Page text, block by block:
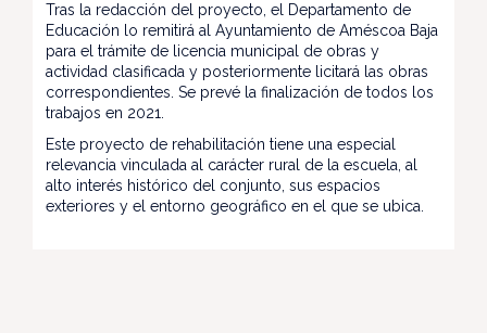
Tras la redacción del proyecto, el Departamento de
Educación lo remitirá al Ayuntamiento de Améscoa Baja
para el trámite de licencia municipal de obras y
actividad clasificada y posteriormente licitará las obras
correspondientes. Se prevé la finalización de todos los
trabajos en 2021.
Este proyecto de rehabilitación tiene una especial
relevancia vinculada al carácter rural de la escuela, al
alto interés histórico del conjunto, sus espacios
exteriores y el entorno geográfico en el que se ubica.